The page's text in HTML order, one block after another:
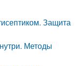
Защита
Методы